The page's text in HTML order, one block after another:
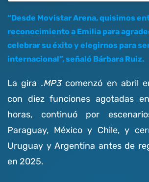
“Desde Movistar Arena, quisimos
reconocimiento a Emilia para
celebrar su éxito y elegirnos para
internacional”, señaló Bárbara Ruiz.
La gira .MP3comenzó en abril
con diez funciones agotadas
horas, continuó por
Paraguay, México y Chile, y
Uruguay y Argentina antes de
en 2025.